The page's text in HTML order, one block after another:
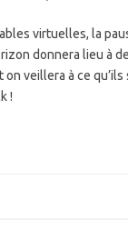
virtuelles, la
donnera lieu à
veillera à ce
!